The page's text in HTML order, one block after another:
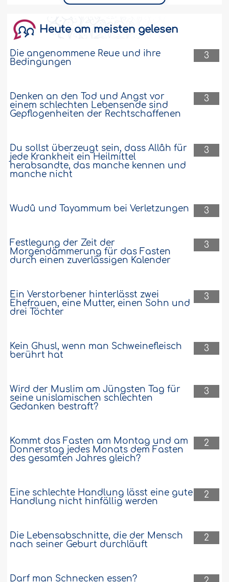
Heute am meisten gelesen
3
Die angenommene Reue und ihre
Bedingungen
3
Denken an den Tod und Angst vor
einem schlechten Lebensende sind
Gepflogenheiten der Rechtschaffenen
3
Du sollst überzeugt sein, dass Allâh für
jede Krankheit ein Heilmittel
herabsandte, das manche kennen und
manche nicht
3
Wudû und Tayammum bei Verletzungen
3
Festlegung der Zeit der
Morgendämmerung für das Fasten
durch einen zuverlässigen Kalender
3
Ein Verstorbener hinterlässt zwei
Ehefrauen, eine Mutter, einen Sohn und
drei Töchter
3
Kein Ghusl, wenn man Schweinefleisch
berührt hat
3
Wird der Muslim am Jüngsten Tag für
seine unislamischen schlechten
Gedanken bestraft?
2
Kommt das Fasten am Montag und am
Donnerstag jedes Monats dem Fasten
des gesamten Jahres gleich?
2
Eine schlechte Handlung lässt eine gute
Handlung nicht hinfällig werden
2
Die Lebensabschnitte, die der Mensch
nach seiner Geburt durchläuft
Darf man Schnecken essen?